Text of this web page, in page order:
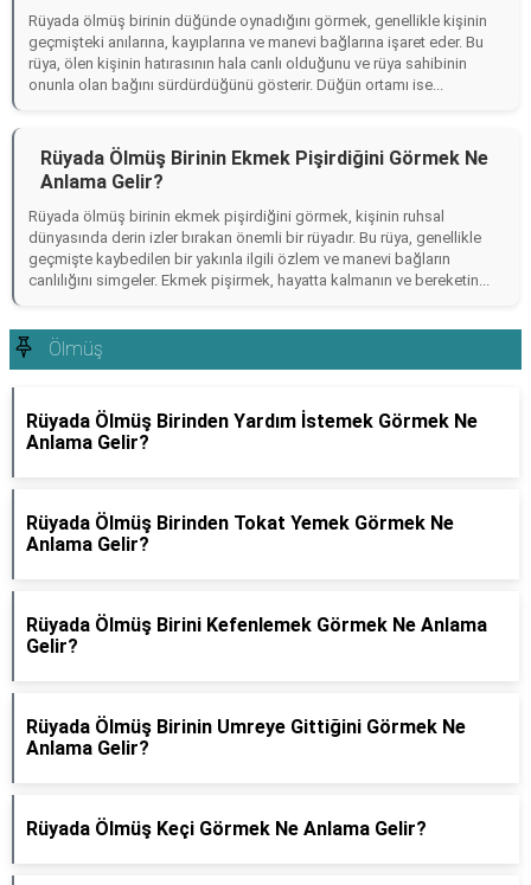
Rüyada ölmüş birinin düğünde oynadığını görmek, genellikle kişinin
geçmişteki anılarına, kayıplarına ve manevi bağlarına işaret eder. Bu
rüya, ölen kişinin hatırasının hala canlı olduğunu ve rüya sahibinin
onunla olan bağını sürdürdüğünü gösterir. Düğün ortamı ise...
Rüyada Ölmüş Birinin Ekmek Pişirdiğini Görmek Ne
Anlama Gelir?
Rüyada ölmüş birinin ekmek pişirdiğini görmek, kişinin ruhsal
dünyasında derin izler bırakan önemli bir rüyadır. Bu rüya, genellikle
geçmişte kaybedilen bir yakınla ilgili özlem ve manevi bağların
canlılığını simgeler. Ekmek pişirmek, hayatta kalmanın ve bereketin...
Ölmüş
Rüyada Ölmüş Birinden Yardım İstemek Görmek Ne
Anlama Gelir?
Rüyada Ölmüş Birinden Tokat Yemek Görmek Ne
Anlama Gelir?
Rüyada Ölmüş Birini Kefenlemek Görmek Ne Anlama
Gelir?
Rüyada Ölmüş Birinin Umreye Gittiğini Görmek Ne
Anlama Gelir?
Rüyada Ölmüş Keçi Görmek Ne Anlama Gelir?